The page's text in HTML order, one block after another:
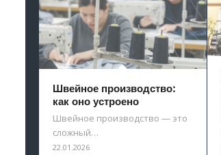
Швейное производство:
как оно устроено
Швейное производство — это
сложный…
22.01.2026